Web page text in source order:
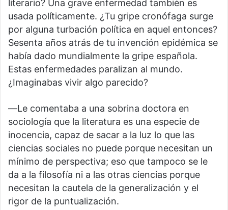
literario? Una grave enfermedad también es
usada políticamente. ¿Tu gripe cronófaga surge
por alguna turbación política en aquel entonces?
Sesenta años atrás de tu invención epidémica se
había dado mundialmente la gripe española.
Estas enfermedades paralizan al mundo.
¿Imaginabas vivir algo parecido?
―Le comentaba a una sobrina doctora en
sociología que la literatura es una especie de
inocencia, capaz de sacar a la luz lo que las
ciencias sociales no puede porque necesitan un
mínimo de perspectiva; eso que tampoco se le
da a la filosofía ni a las otras ciencias porque
necesitan la cautela de la generalización y el
rigor de la puntualización.